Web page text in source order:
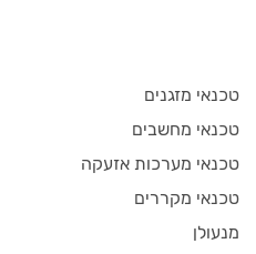
טכנאי מזגנים
טכנאי מחשבים
טכנאי מערכות אזעקה
טכנאי מקררים
מנעולן